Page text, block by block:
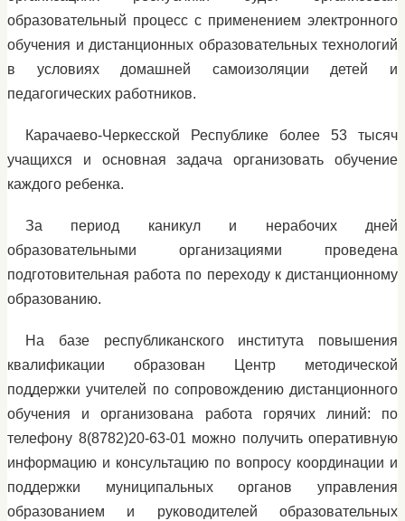
образовательный процесс с применением электронного
обучения и дистанционных образовательных технологий
в условиях домашней самоизоляции детей и
педагогических работников.
Карачаево-Черкесской Республике более 53 тысяч
учащихся и основная задача организовать обучение
каждого ребенка.
За период каникул и нерабочих дней
образовательными организациями проведена
подготовительная работа по переходу к дистанционному
образованию.
На базе республиканского института повышения
квалификации образован Центр методической
поддержки учителей по сопровождению дистанционного
обучения и организована работа горячих линий: по
телефону 8(8782)20-63-01 можно получить оперативную
информацию и консультацию по вопросу координации и
поддержки муниципальных органов управления
образованием и руководителей образовательных